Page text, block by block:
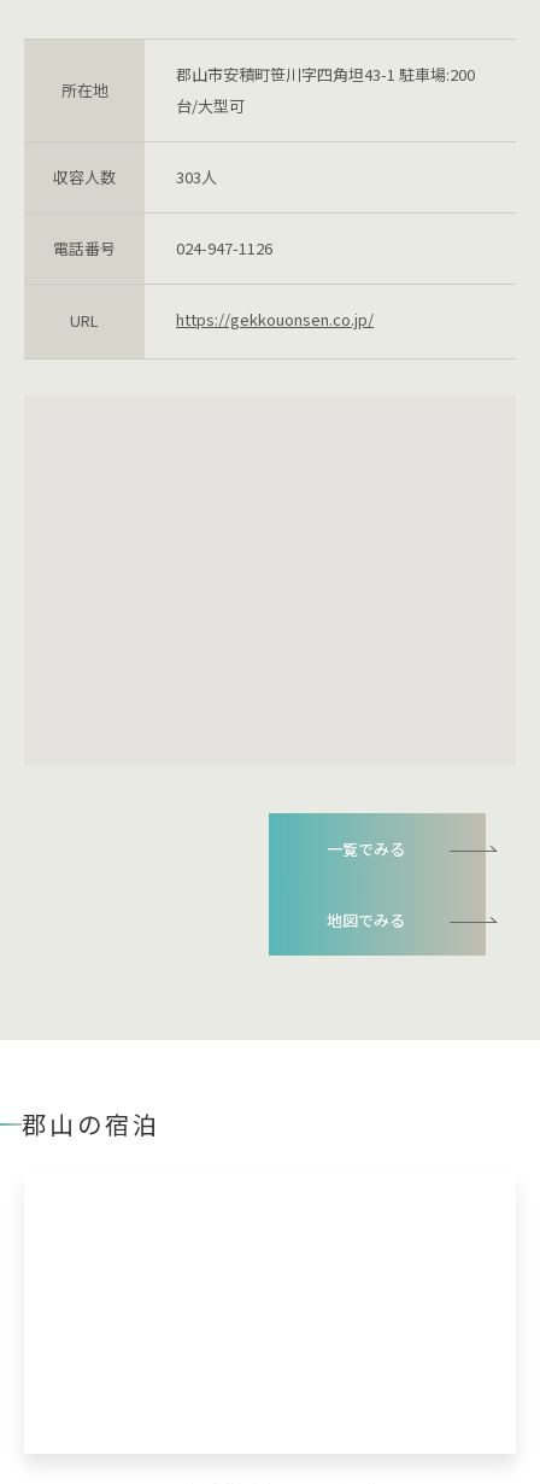
所在地
郡山市安積町笹川字四角坦43-1 駐車場:200
台/大型可
収容人数 303人
電話番号 024-947-1126
URL https://gekkouonsen.co.jp/
一覧でみる
地図でみる
郡山の宿泊